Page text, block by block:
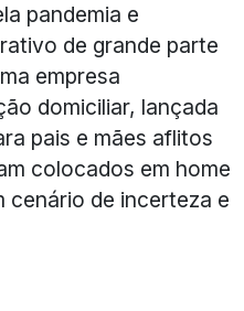
pandemia e
de grande parte
empresa
domiciliar, lançada
pais e mães aflitos
colocados em home
cenário de incerteza e